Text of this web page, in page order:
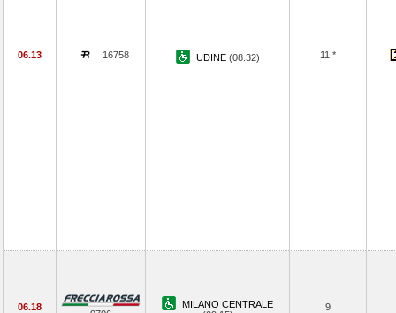
06.13 16758 UDINE (08.32) 11 *
06.18
MILANO CENTRALE
9